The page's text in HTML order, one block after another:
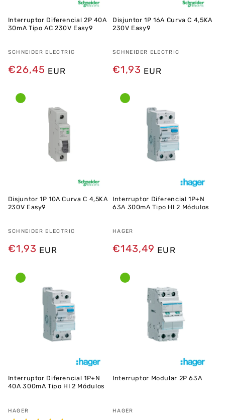
Interruptor Diferencial 2P 40A
30mA Tipo AC 230V Easy9
Fornecedor:
SCHNEIDER ELECTRIC
Preço
€26,45 EUR
Disjuntor 1P 16A Curva C 4,5KA
230V Easy9
Fornecedor:
SCHNEIDER ELECTRIC
Preço
€1,93 EUR
Disjuntor 1P 10A Curva C 4,5KA
230V Easy9
Fornecedor:
SCHNEIDER ELECTRIC
Preço
€1,93 EUR
Interruptor Diferencial 1P+N
63A 300mA Tipo HI 2 Módulos
Fornecedor:
HAGER
Preço
€143,49 EUR
Interruptor Diferencial 1P+N
40A 300mA Tipo HI 2 Módulos
Fornecedor:
HAGER
Interruptor Modular 2P 63A
Fornecedor:
HAGER